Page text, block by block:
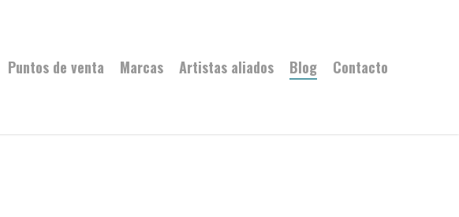
Puntos de venta Marcas Artistas aliados Blog Contacto